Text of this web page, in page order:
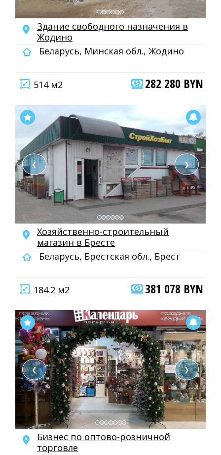
Здание свободного назначения в
Жодино
Беларусь, Минская обл., Жодино
514 м2 282 280 BYN
❮ ❯
Хозяйственно-строительный
мaгaзин в Бресте
Беларусь, Брестская обл., Брест
184.2 м2 381 078 BYN
❮ ❯
Бизнес по оптово-розничной
торговле